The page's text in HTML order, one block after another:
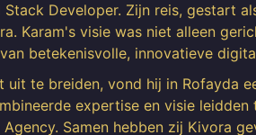
Stack Developer. Zijn reis, gestart
Karam's visie was niet alleen
betekenisvolle, innovatieve
uit te breiden, vond hij in Rofayda
expertise en visie
Agency. Samen hebben zij Kivora